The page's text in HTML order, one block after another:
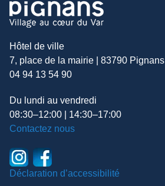
Hôtel de ville
7, place de la mairie | 83790 Pignans
04 94 13 54 90
Du lundi au vendredi
08:30–12:00 | 14:30–17:00
Contactez nous
Déclaration d’accessibilité